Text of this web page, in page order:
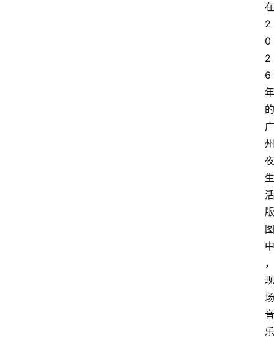
在
2
0
2
6
年
的
广
州
夜
生
活
版
图
中
，
现
场
音
乐